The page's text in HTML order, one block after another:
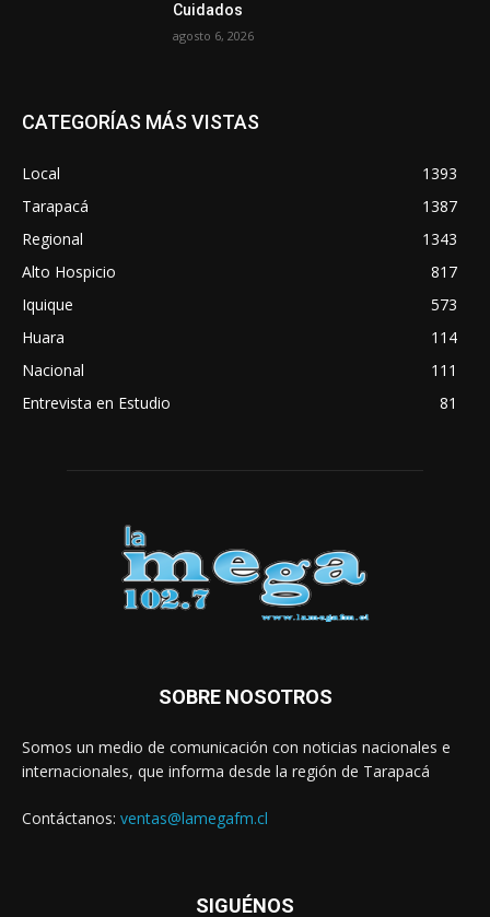
Cuidados
agosto 6, 2026
CATEGORÍAS MÁS VISTAS
Local
1393
Tarapacá
1387
Regional
1343
Alto Hospicio
817
Iquique
573
Huara
114
Nacional
111
Entrevista en Estudio
81
SOBRE NOSOTROS
Somos un medio de comunicación con noticias nacionales e
internacionales, que informa desde la región de Tarapacá
Contáctanos: ventas@lamegafm.cl
SIGUÉNOS